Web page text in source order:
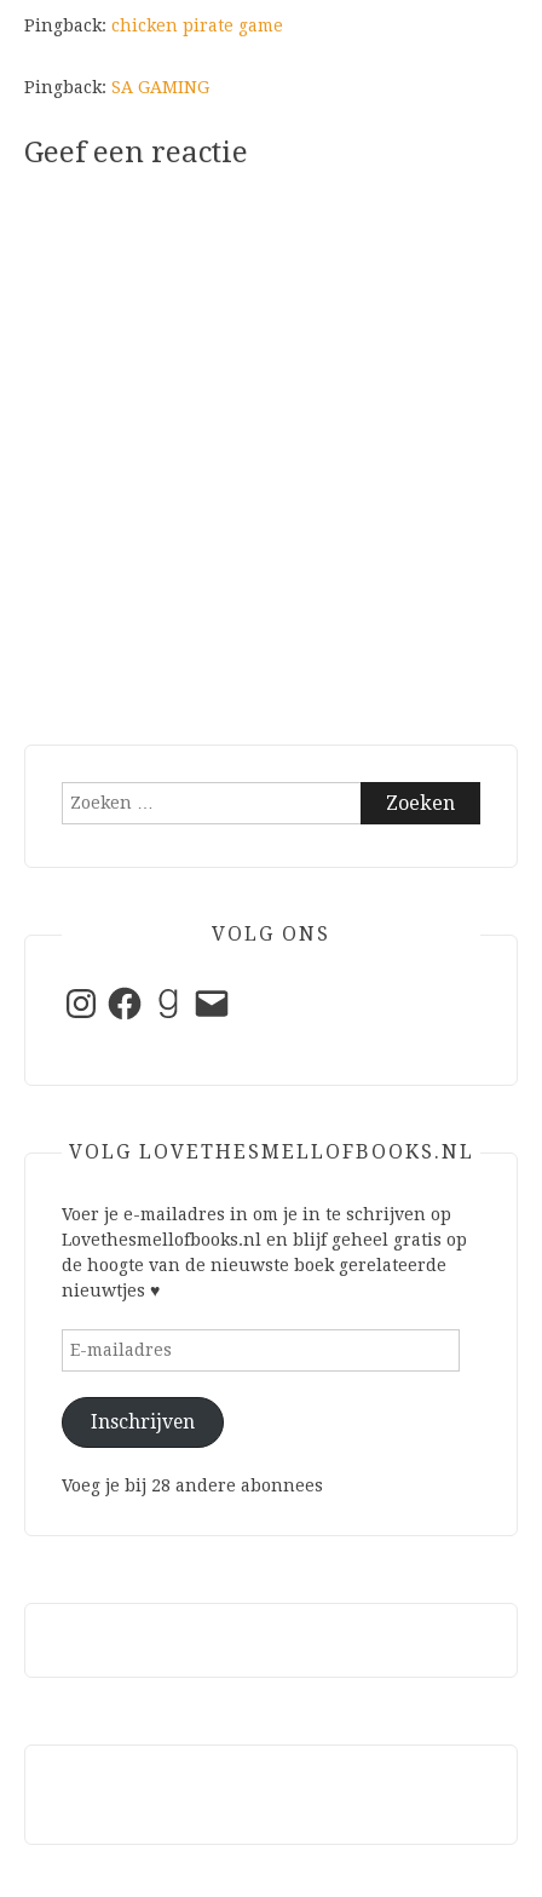
Pingback: chicken pirate game
Pingback: SA GAMING
Geef een reactie
Zoeken
VOLG ONS
InstagramFacebookGoodreads
E-
mail
VOLG LOVETHESMELLOFBOOKS.NL
Voer je e-mailadres in om je in te schrijven op
Lovethesmellofbooks.nl en blijf geheel gratis op
de hoogte van de nieuwste boek gerelateerde
nieuwtjes ♥
E-
Inschrijven
Voeg je bij 28 andere abonnees